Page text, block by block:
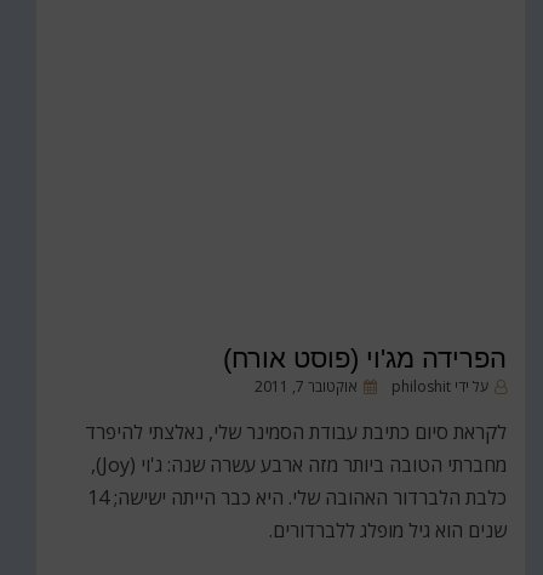
הפרידה מג'וי (פוסט אורח)
על ידי philoshit
פורסםאוקטובר 7, 2011
לקראת סיום כתיבת עבודת הסמינר שלי, נאלצתי להיפרד
מחברתי הטובה ביותר מזה ארבע עשרה שנה: ג'וי (Joy),
כלבת הלברדור האהובה שלי. היא כבר הייתה ישישה; 14
שנים הוא גיל מופלג ללברדורים.